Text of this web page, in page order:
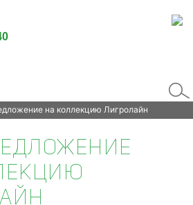
на коллекцию Лигролайн